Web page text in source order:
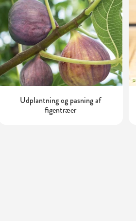
Udplantning og pasning af
figentræer